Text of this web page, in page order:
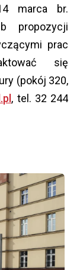
marca br.
propozycji
prac
się
(pokój 320,
, tel. 32 244